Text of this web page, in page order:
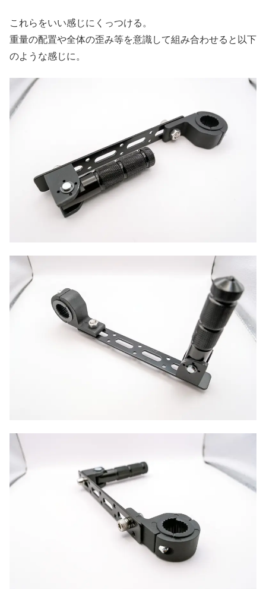
これらをいい感じにくっつける。
重量の配置や全体の歪み等を意識して組み合わせると以下
のような感じに。